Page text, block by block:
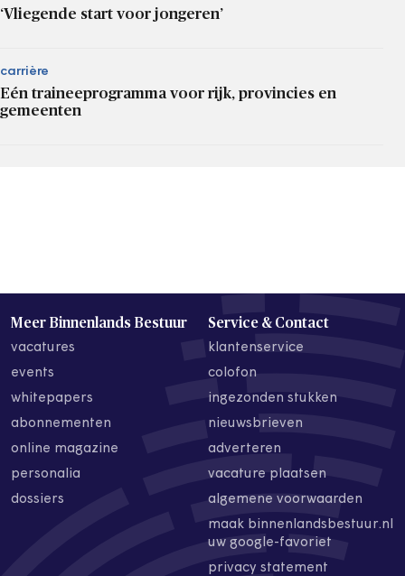
‘Vliegende start voor jongeren’
carrière
Eén traineeprogramma voor rijk, provincies en
gemeenten
Meer Binnenlands Bestuur
vacatures
events
whitepapers
abonnementen
online magazine
personalia
dossiers
Service & Contact
klantenservice
colofon
ingezonden stukken
nieuwsbrieven
adverteren
vacature plaatsen
algemene voorwaarden
maak binnenlandsbestuur.nl
uw google-favoriet
privacy statement